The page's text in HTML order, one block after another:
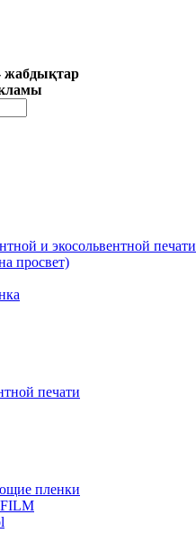
и экосольвентной печати
просвет)
печати
пленки